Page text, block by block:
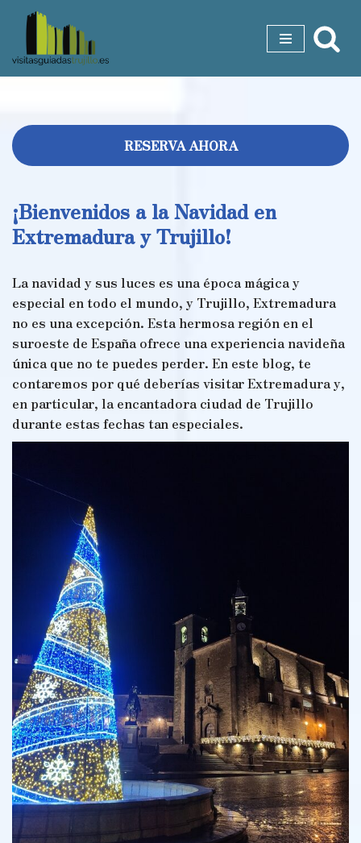
Saltar
al
RESERVA AHORA
¡Bienvenidos a la Navidad en
Extremadura y Trujillo!
La navidad y sus luces es una época mágica y
especial en todo el mundo, y Trujillo, Extremadura
no es una excepción. Esta hermosa región en el
suroeste de España ofrece una experiencia navideña
única que no te puedes perder. En este blog, te
contaremos por qué deberías visitar Extremadura y,
en particular, la encantadora ciudad de Trujillo
durante estas fechas tan especiales.